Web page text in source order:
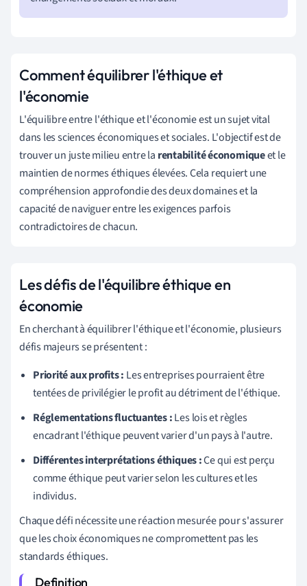
Comment équilibrer l'éthique et
l'économie
L'équilibre entre l'éthique et l'économie est un sujet vital
dans les sciences économiques et sociales. L'objectif est de
trouver un juste milieu entre la rentabilité économiqueet le
maintien de normes éthiques élevées. Cela requiert une
compréhension approfondie des deux domaines et la
capacité de naviguer entre les exigences parfois
contradictoires de chacun.
Les défis de l'équilibre éthique en
économie
En cherchant à équilibrer l'éthique et l'économie, plusieurs
défis majeurs se présentent :
Priorité aux profits : Les entreprises pourraient être
tentées de privilégier le profit au détriment de l'éthique.
Réglementations fluctuantes :Les lois et règles
encadrant l'éthique peuvent varier d'un pays à l'autre.
Différentes interprétations éthiques :Ce qui est perçu
comme éthique peut varier selon les cultures et les
individus.
Chaque défi nécessite une réaction mesurée pour s'assurer
que les choix économiques ne compromettent pas les
standards éthiques.